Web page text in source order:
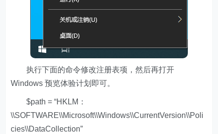
执行下面的命令修改注册表项，然后再打开
Windows 预览体验计划即可。
$path = “HKLM：
\\SOFTWARE\\Microsoft\\Windows\\CurrentVersion\\Poli
cies\\DataCollection”